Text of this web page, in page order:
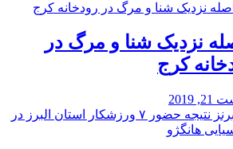
نزدیک شنا و مرگ در
کرج
2019